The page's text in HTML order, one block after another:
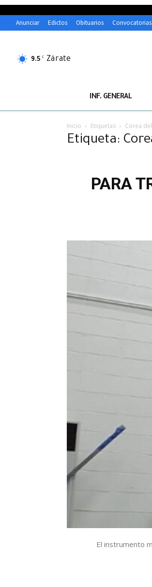
Anunciar Edictos Obituarios Convocatorias
9.5 C Zárate
INF. GENERAL
Inicio Etiquetas Corea
Etiqueta:
PARA
El instrumento